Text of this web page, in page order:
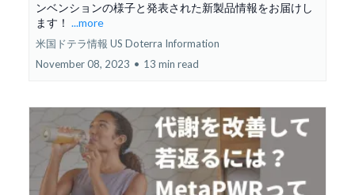
ンベンションの様子と発表された新製品情報をお届けし
ます！ ...more
米国ドテラ情報 US Doterra Information
November 08, 2023 • 13 min read